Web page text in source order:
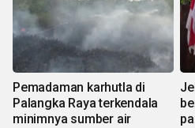
Pemadaman karhutla di
Palangka Raya terkendala
minimnya sumber air